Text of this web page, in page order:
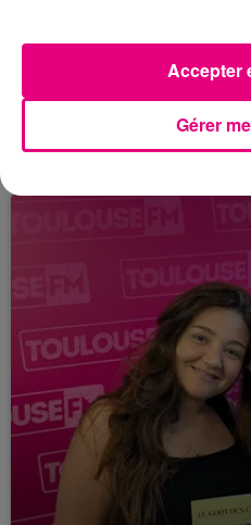
21 juillet 2026
Affaire Jubillar : le
reporté au premier
Gérer
Accepter